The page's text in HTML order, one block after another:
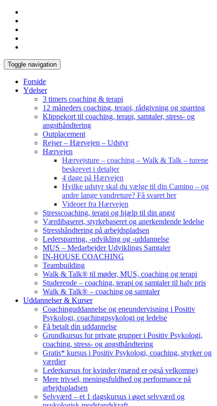
Toggle navigation
Forside
Ydelser
3 timers coaching & terapi
12 måneders coaching, terapi, rådgivning og sparring
Klippekort til coaching, terapi, samtaler, stress- og
angsthåndtering
Outplacement
Rejser – Hærvejen – Udstyr
Hærvejen
Hærvejsture – coaching – Walk & Talk – turene
beskrevet i detaljer
4 dage på Hærvejen
Hvilke udstyr skal du vælge til din Camino – og
andre lange vandreture? Få svaret her
Videoer fra Hærvejen
Stresscoaching, terapi og hjælp til din angst
Værdibaseret, styrkebaseret og anerkendende ledelse
Stresshåndtering på arbejdspladsen
Ledersparring, -udvikling og -uddannelse
MUS – Medarbejder Udviklings Samtaler
IN-HOUSE COACHING
Teambuilding
Walk & Talk® til møder, MUS, coaching og terapi
Studerende – coaching, terapi og samtaler til halv pris
Walk & Talk® – coaching og samtaler
Uddannelser & Kurser
Coachinguddannelse og eneundervisning i Positiv
Psykologi, coachingpsykologi og ledelse
Få betalt din uddannelse
Grundkursus for private grupper i Positiv Psykologi,
coaching, stress- og angsthåndtering
Gratis* kursus i Positiv Psykologi, coaching, styrker og
værdier
Lederkursus for kvinder (mænd er også velkomne)
Mere trivsel, meningsfuldhed og performance på
arbejdspladsen
Selvværd – et 1 dagskursus i øget selvværd og